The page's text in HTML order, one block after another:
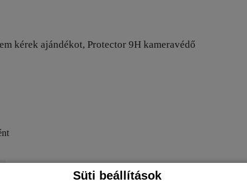
Süti beállítások
kérek ajándékot, Protector 9H kameravédő